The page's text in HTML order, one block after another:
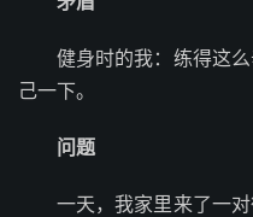
健身时的我：练得这
己一下。
问题
一天，我家里来了一